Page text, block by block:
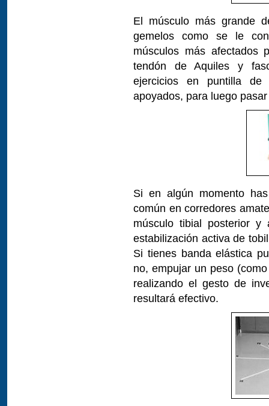
El músculo más grande
gemelos como se le
músculos más afectados
tendón de Aquiles y
ejercicios en puntilla
apoyados, para luego
Si en algún momento
común en corredores
músculo tibial posterior
estabilización activa de
Si tienes banda elástica
no, empujar un peso
realizando el gesto de
resultará efectivo.